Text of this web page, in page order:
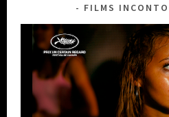
FILMS